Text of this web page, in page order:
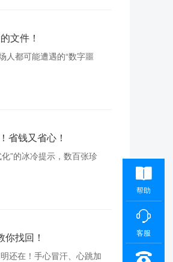
文件！
人都可能遭遇的“数字噩
省钱又省心！
”的冰冷提示，数百张珍
找回！
还在！手心冒汗、心跳加
帮助
客服